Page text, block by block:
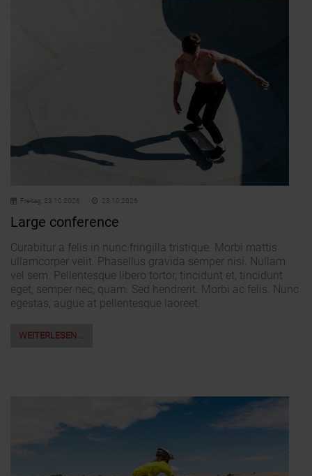
Freitag, 23.10.2026 23.10.2026
Large conference
Curabitur a felis in nunc fringilla tristique. Morbi mattis
ullamcorper velit. Phasellus gravida semper nisi. Nullam
vel sem. Pellentesque libero tortor, tincidunt et, tincidunt
eget, semper nec, quam. Sed hendrerit. Morbi ac felis. Nunc
egestas, augue at pellentesque laoreet.
WEITERLESEN …